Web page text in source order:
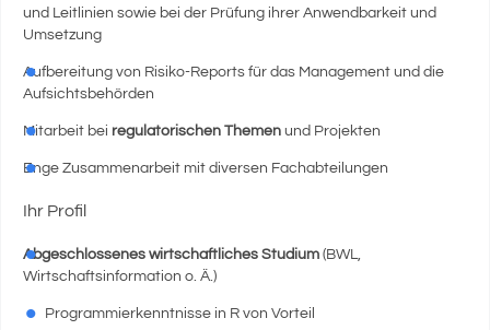
und Leitlinien sowie bei der Prüfung ihrer Anwendbarkeit und
Umsetzung
Aufbereitung von Risiko-Reports für das Management und die
Aufsichtsbehörden
Mitarbeit bei regulatorischen Themen und Projekten
Enge Zusammenarbeit mit diversen Fachabteilungen
Ihr Profil
Abgeschlossenes wirtschaftliches Studium (BWL,
Wirtschaftsinformation o. Ä.)
Programmierkenntnisse in R von Vorteil